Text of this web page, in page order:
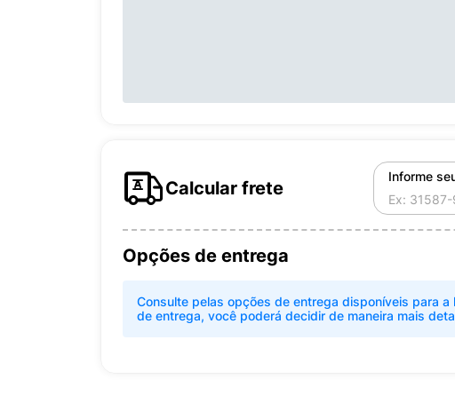
Calcular frete
Informe
Opções de entrega
Consulte pelas opções de entrega disponíveis para a
de entrega, você poderá decidir de maneira mais